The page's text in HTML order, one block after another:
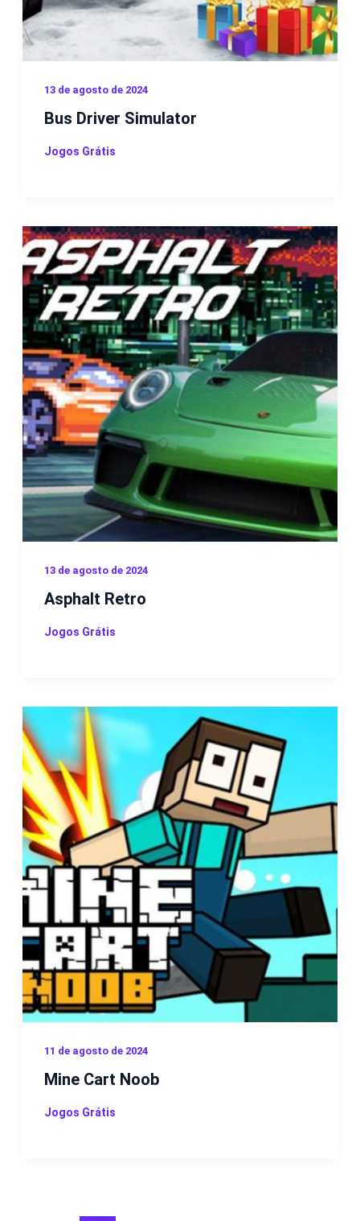
13 de agosto de 2024
Bus Driver Simulator
Jogos Grátis
13 de agosto de 2024
Asphalt Retro
Jogos Grátis
11 de agosto de 2024
Mine Cart Noob
Jogos Grátis